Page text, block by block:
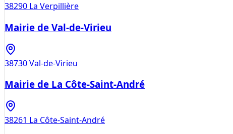
38290 La Verpillière
Mairie de Val-de-Virieu
38730Val-de-Virieu
Mairie de La Côte-Saint-André
38261 La Côte-Saint-André